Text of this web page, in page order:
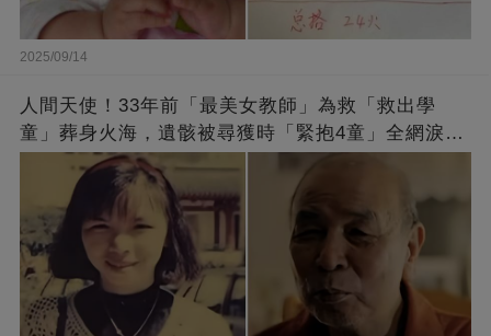
2025/09/14
人間天使！33年前「最美女教師」為救「救出學
童」葬身火海，遺骸被尋獲時「緊抱4童」全網淚
崩：真正的英雄不該被遺忘